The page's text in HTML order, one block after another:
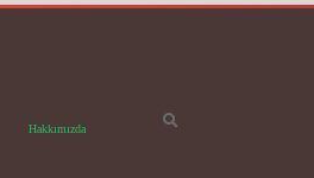
Hakkımızda